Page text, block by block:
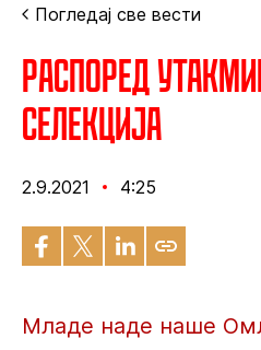
Погледај све вести
Распоред
селекција
2.9.2021 4:25
Младе наде наше